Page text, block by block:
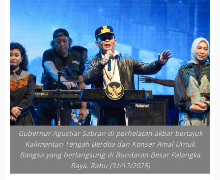
Gubernur Agustiar Sabran di perhelatan akbar bertajuk
Kalimantan Tengah Berdoa dan Konser Amal Untuk
Bangsa yang berlangsung di Bundaran Besar Palangka
Raya, Rabu (31/12/2025)